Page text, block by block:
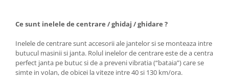
Ce sunt inelele de centrare / ghidaj / ghidare ?
Inelele de centrare sunt accesorii ale jantelor si se monteaza intre
butucul masinii si janta. Rolul inelelor de centrare este de a centra
perfect janta pe butuc si de a preveni vibratia (“bataia”) care se
simte in volan, de obicei la viteze intre 40 si 130 km/ora.